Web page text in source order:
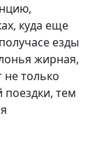
куда еще
езды
жирная,
не только
тем